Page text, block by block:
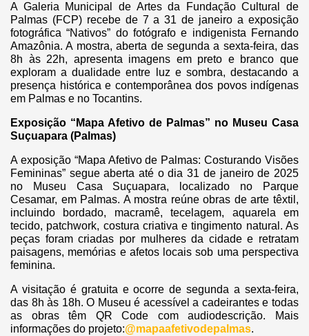
A Galeria Municipal de Artes da Fundação Cultural de
Palmas (FCP) recebe de 7 a 31 de janeiro a exposição
fotográfica “Nativos” do fotógrafo e indigenista Fernando
Amazônia. A mostra, aberta de segunda a sexta-feira, das
8h às 22h, apresenta imagens em preto e branco que
exploram a dualidade entre luz e sombra, destacando a
presença histórica e contemporânea dos povos indígenas
em Palmas e no Tocantins.
Exposição “Mapa Afetivo de Palmas” no Museu Casa
Suçuapara (Palmas)
A exposição “Mapa Afetivo de Palmas: Costurando Visões
Femininas” segue aberta até o dia 31 de janeiro de 2025
no Museu Casa Suçuapara, localizado no Parque
Cesamar, em Palmas. A mostra reúne obras de arte têxtil,
incluindo bordado, macramê, tecelagem, aquarela em
tecido, patchwork, costura criativa e tingimento natural. As
peças foram criadas por mulheres da cidade e retratam
paisagens, memórias e afetos locais sob uma perspectiva
feminina.
A visitação é gratuita e ocorre de segunda a sexta-feira,
das 8h às 18h. O Museu é acessível a cadeirantes e todas
as obras têm QR Code com audiodescrição. Mais
informações do projeto:@mapaafetivodepalmas.